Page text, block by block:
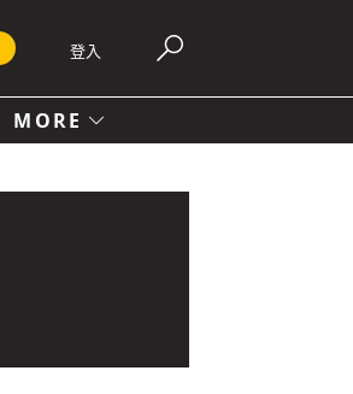
登入
MORE